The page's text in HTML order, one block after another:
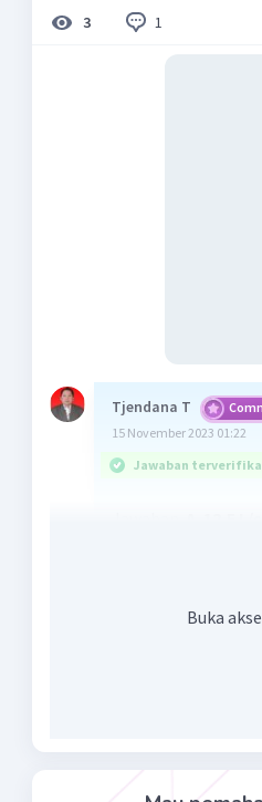
3 1
Tjendana T
15 November 2023 01:22
Jawaban
P = 80%. ρgh. Q
Buka